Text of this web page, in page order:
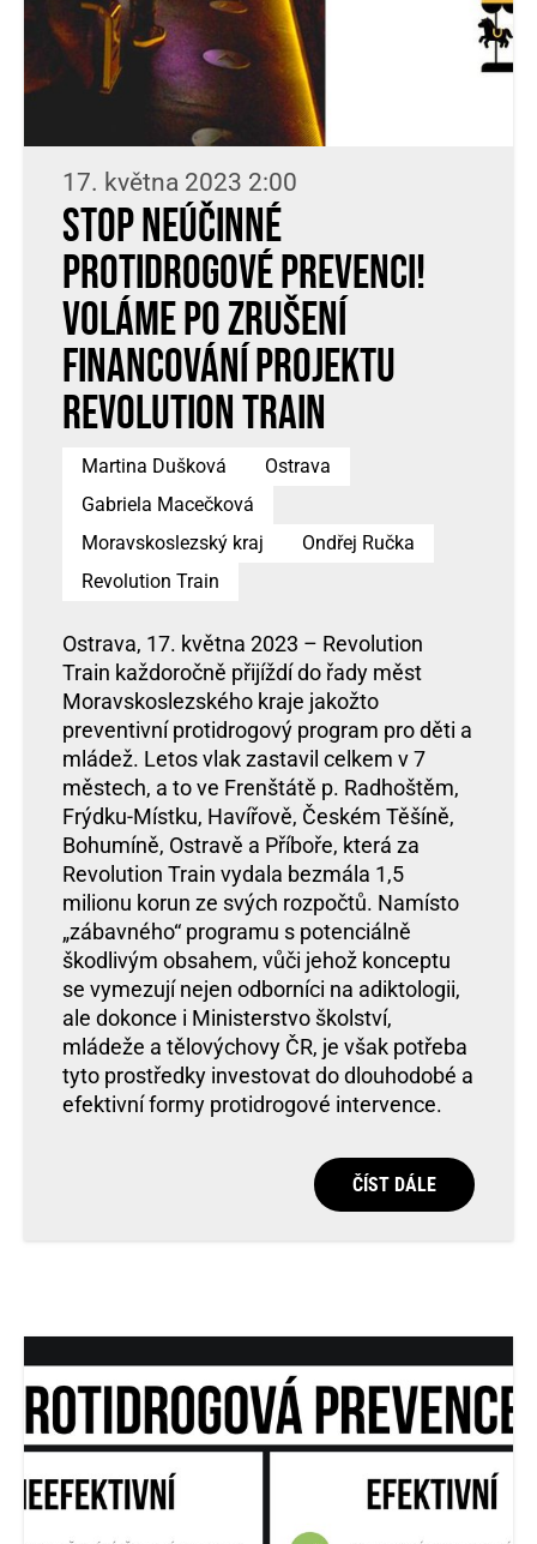
17. května 2023 2:00
Stop neúčinné
protidrogové prevenci!
Voláme po zrušení
financování projektu
Revolution Train
Martina Dušková
Ostrava
Gabriela Macečková
Moravskoslezský kraj
Ondřej Ručka
Revolution Train
Ostrava, 17. května 2023 – Revolution
Train každoročně přijíždí do řady měst
Moravskoslezského kraje jakožto
preventivní protidrogový program pro děti a
mládež. Letos vlak zastavil celkem v 7
městech, a to ve Frenštátě p. Radhoštěm,
Frýdku-Místku, Havířově, Českém Těšíně,
Bohumíně, Ostravě a Příboře, která za
Revolution Train vydala bezmála 1,5
milionu korun ze svých rozpočtů. Namísto
„zábavného“ programu s potenciálně
škodlivým obsahem, vůči jehož konceptu
se vymezují nejen odborníci na adiktologii,
ale dokonce i Ministerstvo školství,
mládeže a tělovýchovy ČR, je však potřeba
tyto prostředky investovat do dlouhodobé a
efektivní formy protidrogové intervence.
ČÍST DÁLE